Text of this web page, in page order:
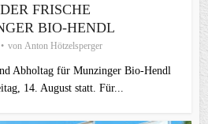
FRISCHE
BIO-HENDL
von Anton Hötzelsperger
Abholtag für Munzinger Bio-Hendl
14. August statt. Für...